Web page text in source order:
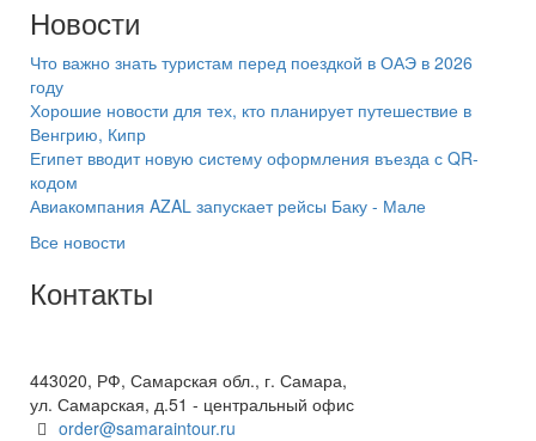
Новости
Что важно знать туристам перед поездкой в ОАЭ в 2026
году
Хорошие новости для тех, кто планирует путешествие в
Венгрию, Кипр
Египет вводит новую систему оформления въезда с QR-
кодом
Авиакомпания AZAL запускает рейсы Баку - Мале
Все новости
Контакты
443020, РФ, Самарская обл., г. Самара,
ул. Самарская, д.51 - центральный офис
order@samaraintour.ru